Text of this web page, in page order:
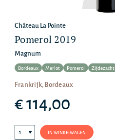
Château La Pointe
Pomerol 2019
Magnum
Bordeaux Merlot Pomerol Zijdezacht
Frankrijk, Bordeaux
€ 114,00
IN WINKELWAGEN